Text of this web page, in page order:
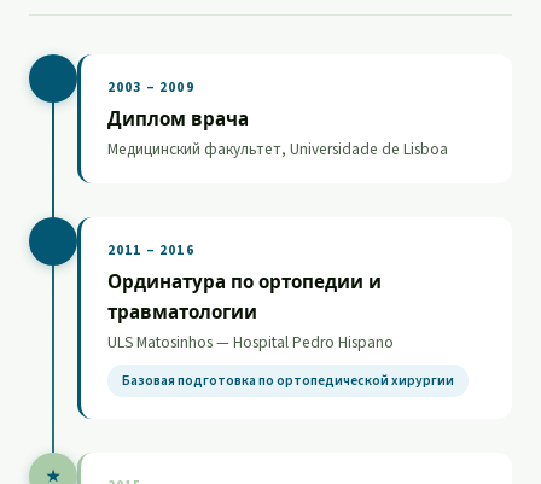
2003 – 2009
Диплом врача
Медицинский факультет, Universidade de Lisboa
2011 – 2016
Ординатура по ортопедии и
травматологии
ULS Matosinhos — Hospital Pedro Hispano
Базовая подготовка по ортопедической хирургии
★